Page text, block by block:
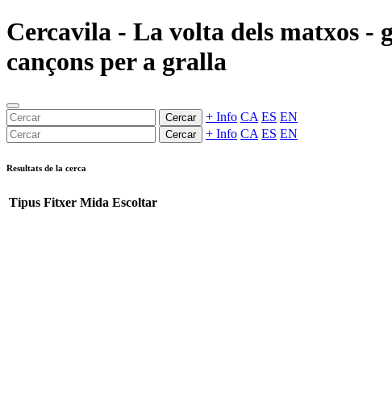
Cercavila - La volta dels matxos
cançons per a gralla
Cercar + Info CA ES EN
Cercar + Info CA ES EN
Resultats de la cerca
Tipus Fitxer Mida Escoltar